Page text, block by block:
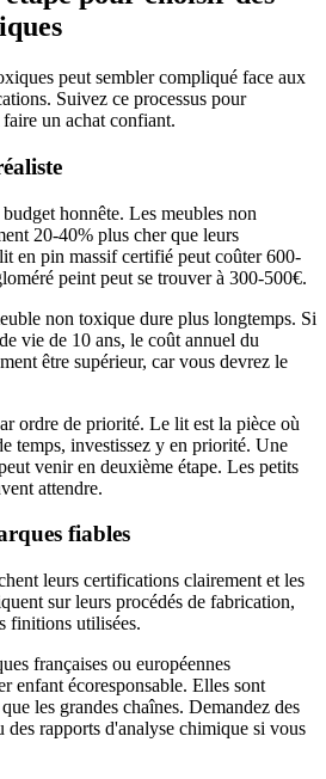
peut sembler compliqué face aux
Suivez ce processus pour
un achat confiant.
honnête. Les meubles non
20-40% plus cher que leurs
en pin massif certifié peut coûter 600-
peint peut se trouver à 300-500€.
non toxique dure plus longtemps. Si
vie de 10 ans, le coût annuel du
être supérieur, car vous devrez le
ordre de priorité. Le lit est la pièce où
temps, investissez y en priorité. Une
venir en deuxième étape. Les petits
attendre.
fiables
leurs certifications clairement et les
sur leurs procédés de fabrication,
finitions utilisées.
françaises ou européennes
enfant écoresponsable. Elles sont
les grandes chaînes. Demandez des
rapports d'analyse chimique si vous